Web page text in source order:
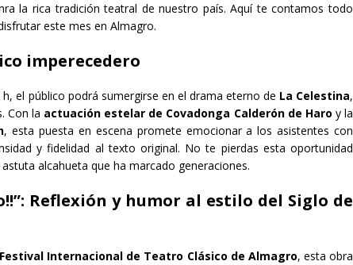
la rica tradición teatral de nuestro país. Aquí te contamos todo
este mes en Almagro.
imperecedero
el público podrá sumergirse en el drama eterno de La Celestina,
Con la actuación estelar de Covadonga Calderón de Haro y la
, esta puesta en escena promete emocionar a los asistentes con
y fidelidad al texto original. No te pierdas esta oportunidad
alcahueta que ha marcado generaciones.
Reflexión y humor al estilo del Siglo de
Internacional de Teatro Clásico de Almagro, esta obra